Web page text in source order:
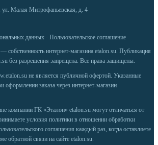
ул. Малая Митрофаньевская, д. 4
данных · Пользовательское соглашение
собственность интернет-магазина etalon.su. Публикация
без разрешения запрещена. Все права защищены.
не является публичной офертой. Указанные
оформлении заказа через интернет-магазин
компании ГК «Эталон» etalon.su могут отличаться от
условия политики в отношении обработки
соглашения каждый раз, когда оставляете
обратной связи на сайте etalon.su.